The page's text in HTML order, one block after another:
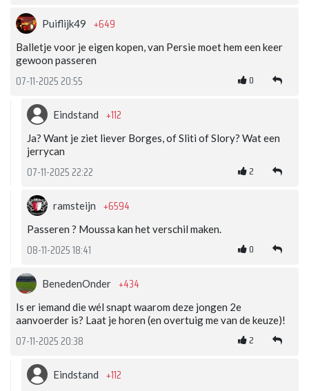
Puiflijk49 +649
Balletje voor je eigen kopen, van Persie moet hem een keer
gewoon passeren
07-11-2025 20:55 0
Eindstand +112
Ja? Want je ziet liever Borges, of Sliti of Slory? Wat een
jerrycan
07-11-2025 22:22 2
ramsteijn +6594
Passeren ? Moussa kan het verschil maken.
08-11-2025 18:41 0
BenedenOnder +434
Is er iemand die wél snapt waarom deze jongen 2e
aanvoerder is? Laat je horen (en overtuig me van de keuze)!
07-11-2025 20:38 2
Eindstand +112